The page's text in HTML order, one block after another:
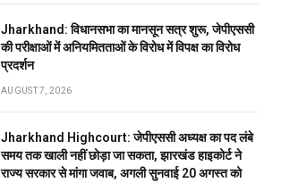
Jharkhand: विधानसभा का मानसून सत्र शुरू, जेपीएससी
की परीक्षाओं में अनियमितताओं के विरोध में विपक्ष का विरोध
प्रदर्शन
AUGUST 7, 2026
Jharkhand Highcourt: जेपीएससी अध्यक्ष का पद लंबे
समय तक खाली नहीं छोड़ा जा सकता, झारखंड हाइकोर्ट ने
राज्य सरकार से मांगा जवाब, अगली सुनवाई 20 अगस्त को